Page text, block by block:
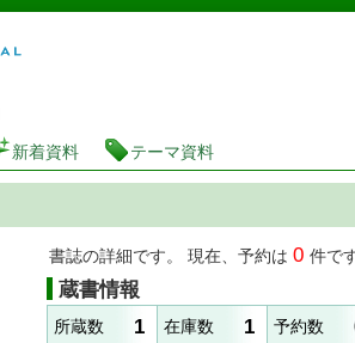
図書館 蔵書検索・予約システ
新着資料 テーマ資料
書誌の詳細です。 現在、予約は 0 件で
蔵書情報
所蔵数 1 在庫数 1 予約数